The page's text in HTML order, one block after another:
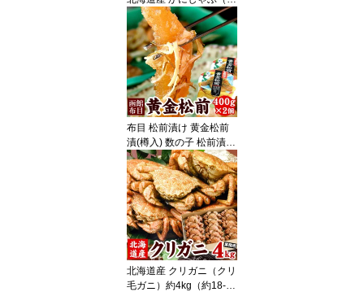
蛮付き） カット済み 生
食可 合計1.2kg入 （1袋4
00g×3）ずわいがに ずわ
い蟹 ズワイガニ ズワイ
蟹 蟹 カニ かに ポーショ
ン むき身 刺身 送料無料
（沖縄宛は別途送料）
布目 松前漬け 黄金松前
漬(樽入) 数の子 松前漬 4
00g×2セット 松前 松前
漬け数の子 かずのこ ギ
フト お歳暮 お中元 父の
日 函館布目 北海道 お土
産にもオススメ 送料無料
（沖縄宛は別途送料を加
算）
北海道産 クリガニ（クリ
毛ガニ）約4kg（約18-26